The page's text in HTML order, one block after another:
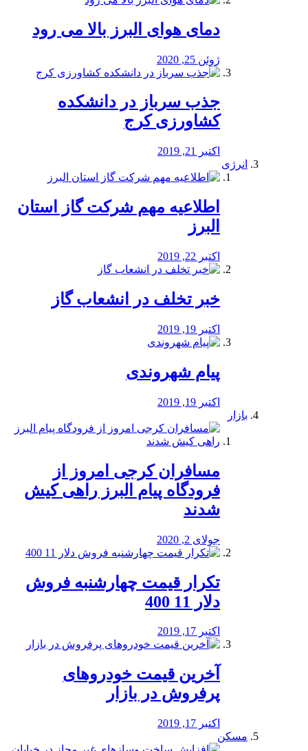
دمای هوای البرز بالا می رود
ژوئن 25, 2020
جذب سرباز در دانشکده
کشاورزی کرج
اکتبر 21, 2019
انرژی
️اطلاعیه مهم شرکت گاز استان
البرز
اکتبر 22, 2019
خبر تخلف در انشعاب گاز
اکتبر 19, 2019
پیام شهروندی
اکتبر 19, 2019
بازار
مسافران کرجی امروز از
فرودگاه پیام البرز راهی کیش
شدند
جولای 2, 2020
تکرار قیمت چهارشنبه فروش
دلار 11 400
اکتبر 17, 2019
آخرین قیمت خودرو‌های
پرفروش در بازار
اکتبر 17, 2019
مسکن